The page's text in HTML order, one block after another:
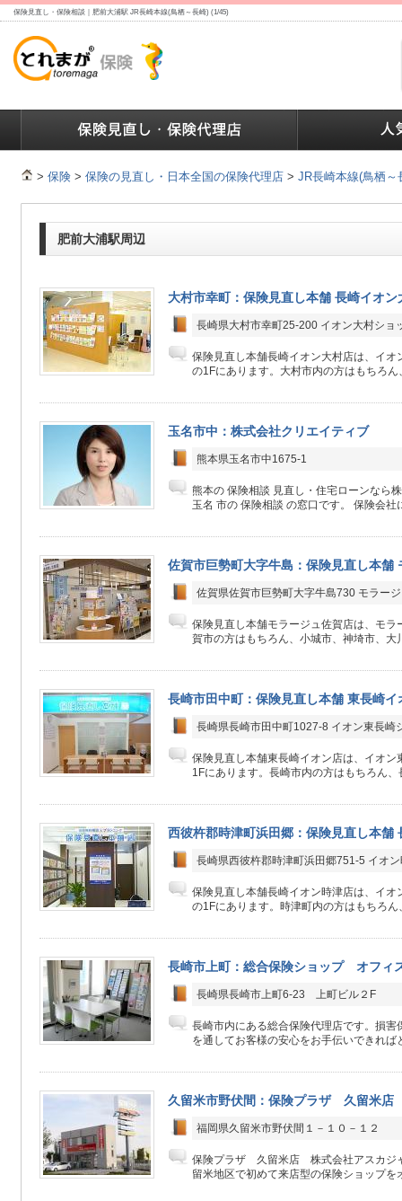
保険見直し・保険相談｜肥前大浦駅 JR長崎本線(鳥栖～長崎) (1/45)
> 保険 > 保険の見直し・日本全国の保険代理店 > JR長崎本線(鳥栖～
肥前大浦駅周辺
大村市幸町：保険見直し本舗 長崎イオン
長崎県大村市幸町25-200 イオン大村ショ
保険見直し本舗長崎イオン大村店は、イオ
の1Fにあります。大村市内の方はもちろ
玉名市中：株式会社クリエイティブ
熊本県玉名市中1675-1
熊本の 保険相談 見直し・住宅ローンなら
玉名 市の 保険相談 の窓口です。 保険会社
佐賀市巨勢町大字牛島：保険見直し本舗
佐賀県佐賀市巨勢町大字牛島730 モラー
保険見直し本舗モラージュ佐賀店は、モラ
賀市の方はもちろん、小城市、神埼市、大
長崎市田中町：保険見直し本舗 東長崎イ
長崎県長崎市田中町1027-8 イオン東長崎
保険見直し本舗東長崎イオン店は、イオン
1Fにあります。長崎市内の方はもちろん
西彼杵郡時津町浜田郷：保険見直し本舗
長崎県西彼杵郡時津町浜田郷751-5 イオ
保険見直し本舗長崎イオン時津店は、イオ
の1Fにあります。時津町内の方はもちろ
長崎市上町：総合保険ショップ オフィ
長崎県長崎市上町6-23 上町ビル２F
長崎市内にある総合保険代理店です。損害
を通してお客様の安心をお手伝いできれば
久留米市野伏間：保険プラザ 久留米
福岡県久留米市野伏間１－１０－１２
保険プラザ 久留米店 株式会社アスカジ
留米地区で初めて来店型の保険ショップを